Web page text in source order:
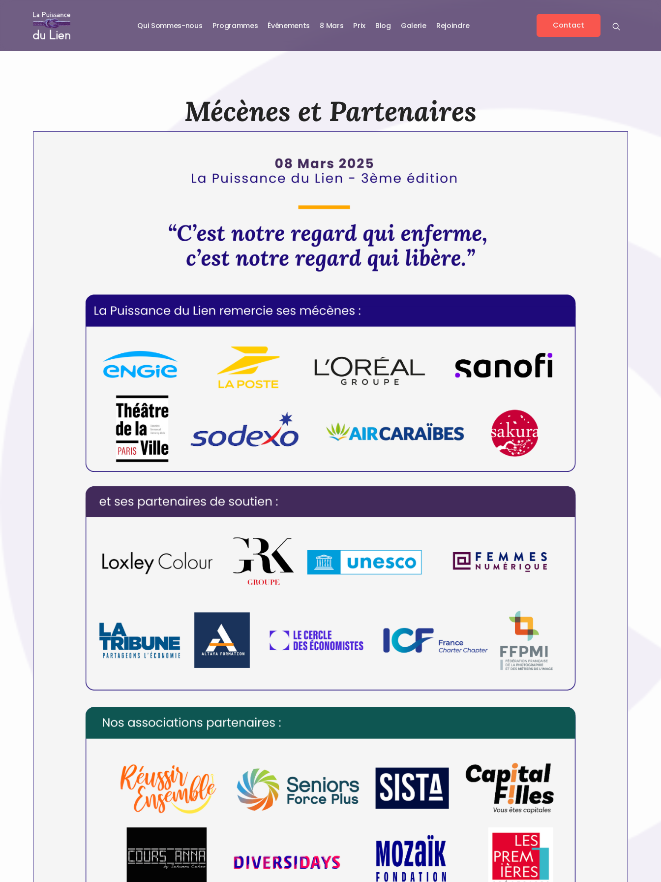
Qui Sommes-nous Programmes Événements 8 Mars Prix Blog Galerie Rejoindre Contact
Mécènes et Partenaires